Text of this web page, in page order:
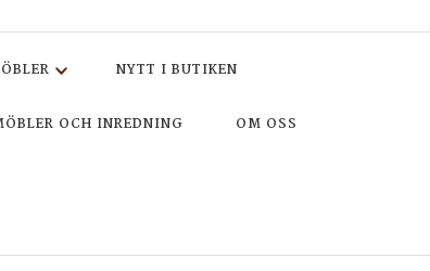
NYTT I BUTIKEN
OCH INREDNING OM OSS